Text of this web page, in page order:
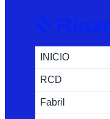
INICIO
RCD
Fabril